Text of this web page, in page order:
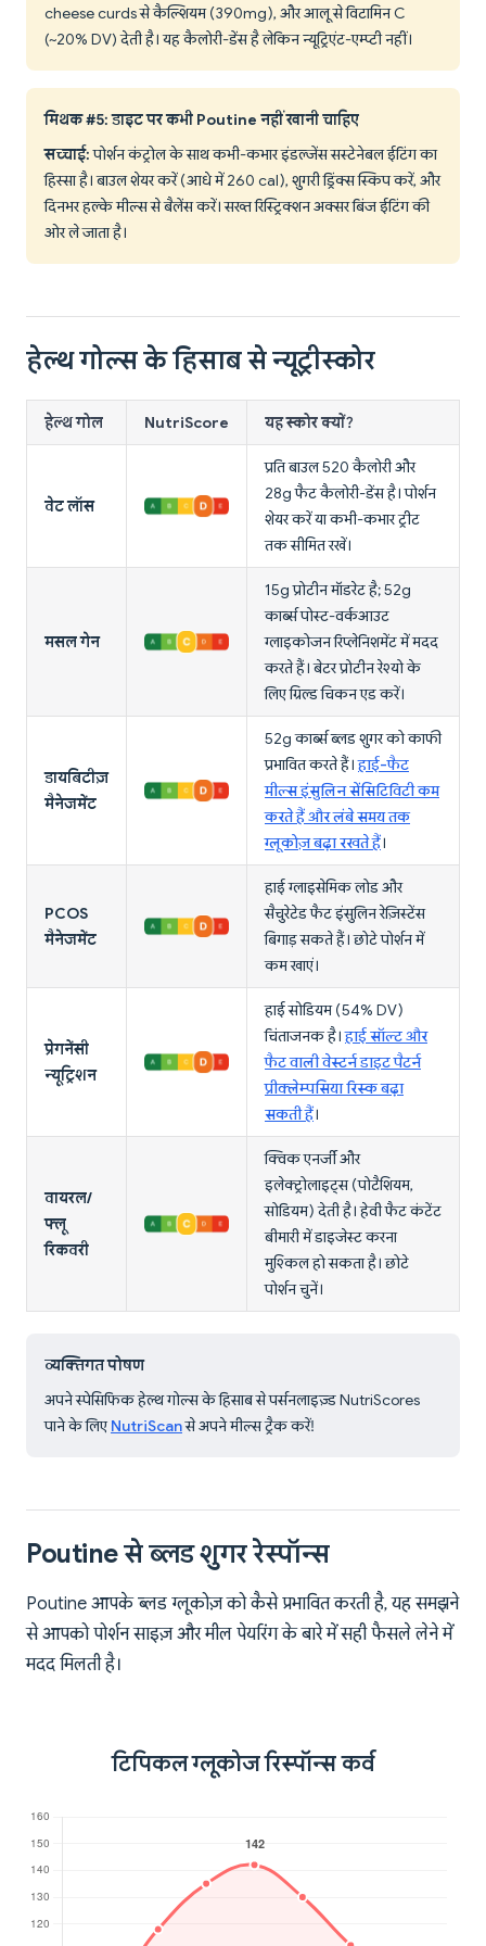
cheese curds से कैल्शियम (390mg), और आलू से विटामिन C
(~20% DV) देती है। यह कैलोरी-डेंस है लेकिन न्यूट्रिएंट-एम्प्टी नहीं।
मिथक #5: डाइट पर कभी Poutine नहीं खानी चाहिए
सच्चाई:पोर्शन कंट्रोल के साथ कभी-कभार इंडल्जेंस सस्टेनेबल ईटिंग का
हिस्सा है। बाउल शेयर करें (आधे में 260 cal), शुगरी ड्रिंक्स स्किप करें, और
दिनभर हल्के मील्स से बैलेंस करें। सख्त रिस्ट्रिक्शन अक्सर बिंज ईटिंग की
ओर ले जाता है।
हेल्थ गोल्स के हिसाब से न्यूट्रीस्कोर
हेल्थ गोल NutriScore यह स्कोर क्यों?
वेट लॉस
प्रति बाउल 520 कैलोरी और
28g फैट कैलोरी-डेंस है। पोर्शन
शेयर करें या कभी-कभार ट्रीट
तक सीमित रखें।
मसल गेन
15g प्रोटीन मॉडरेट है; 52g
कार्ब्स पोस्ट-वर्कआउट
ग्लाइकोजन रिप्लेनिशमेंट में मदद
करते हैं। बेटर प्रोटीन रेश्यो के
लिए ग्रिल्ड चिकन एड करें।
डायबिटीज़
मैनेजमेंट
52g कार्ब्स ब्लड शुगर को काफी
प्रभावित करते हैं।हाई-फैट
मील्स इंसुलिन सेंसिटिविटी कम
करते हैं और लंबे समय तक
ग्लूकोज़ बढ़ा रखते हैं।
PCOS
मैनेजमेंट
हाई ग्लाइसेमिक लोड और
सैचुरेटेड फैट इंसुलिन रेज़िस्टेंस
बिगाड़ सकते हैं। छोटे पोर्शन में
कम खाएं।
प्रेगनेंसी
न्यूट्रिशन
हाई सोडियम (54% DV)
चिंताजनक है।हाई सॉल्ट और
फैट वाली वेस्टर्न डाइट पैटर्न
प्रीक्लेम्पसिया रिस्क बढ़ा
सकती हैं।
वायरल/
फ्लू
रिकवरी
क्विक एनर्जी और
इलेक्ट्रोलाइट्स (पोटैशियम,
सोडियम) देती है। हेवी फैट कंटेंट
बीमारी में डाइजेस्ट करना
मुश्किल हो सकता है। छोटे
पोर्शन चुनें।
व्यक्तिगत पोषण
अपने स्पेसिफिक हेल्थ गोल्स के हिसाब से पर्सनलाइज़्ड NutriScores
पाने के लिए NutriScanसे अपने मील्स ट्रैक करें!
Poutine से ब्लड शुगर रेस्पॉन्स
Poutine आपके ब्लड ग्लूकोज़ को कैसे प्रभावित करती है, यह समझने
से आपको पोर्शन साइज़ और मील पेयरिंग के बारे में सही फैसले लेने में
मदद मिलती है।
टिपिकल ग्लूकोज रिस्पॉन्स कर्व